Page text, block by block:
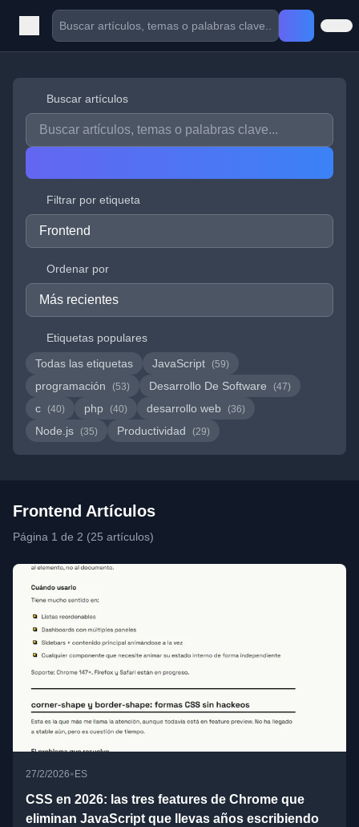
Buscar artículos
Filtrar por etiqueta
Ordenar por
Etiquetas populares
Todas las etiquetas
JavaScript (59)
programación (53) Desarrollo De Software (47)
c (40) php (40) desarrollo web (36)
Node.js (35) Productividad (29)
Frontend Artículos
Página 1 de 2 (25 artículos)
27/2/2026• ES
CSS en 2026: las tres features de Chrome que
eliminan JavaScript que llevas años escribiendo